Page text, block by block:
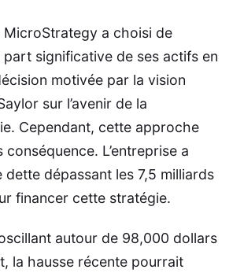
MicroStrategy a choisi de
significative de ses actifs en
motivée par la vision
sur l’avenir de la
Cependant, cette approche
conséquence. L’entreprise a
dette dépassant les 7,5 milliards
financer cette stratégie.
autour de 98,000 dollars
la hausse récente pourrait